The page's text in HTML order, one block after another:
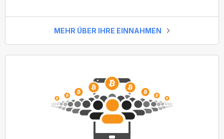
MEHR ÜBER IHRE EINNAHMEN